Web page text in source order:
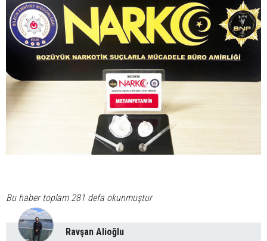
Bu haber toplam 281 defa okunmuştur
Ravşan Alioğlu